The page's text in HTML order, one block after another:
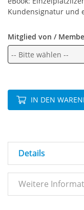
Kundensignatur und
Mitglied von /
IN DEN
Details
Weitere